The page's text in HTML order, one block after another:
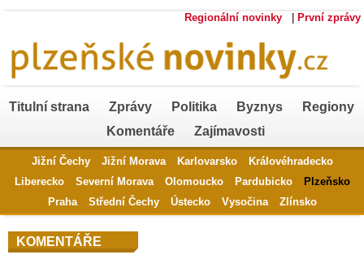
Regionální novinky První zprávy
Titulní strana Zprávy Politika Byznys
Regiony
Komentáře
Zajímavosti
Jižní Čechy Jižní Morava Karlovarsko
Královéhradecko
Liberecko
Severní Morava Olomoucko Pardubicko
Plzeňsko
Praha
Střední Čechy Ústecko Vysočina Zlínsko
KOMENTÁŘE